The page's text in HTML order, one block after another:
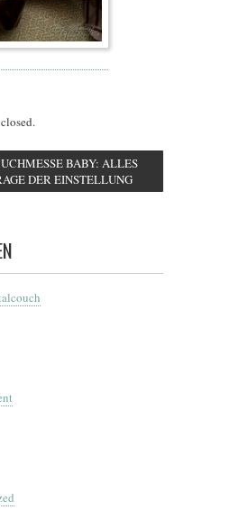
BABY: ALLES
DER EINSTELLUNG